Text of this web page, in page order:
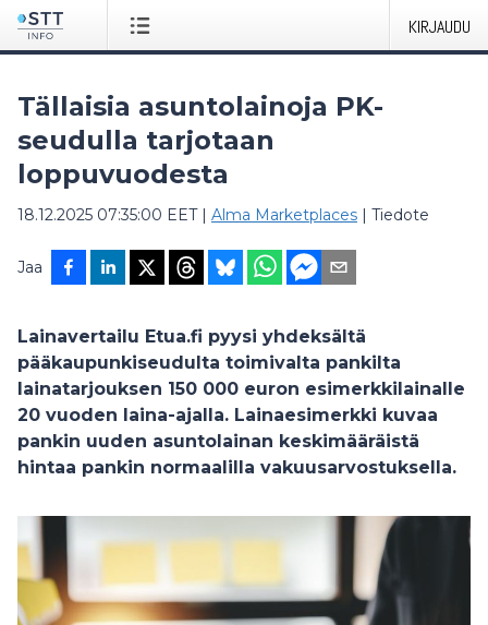
KIRJAUDU
Tällaisia asuntolainoja PK-
seudulla tarjotaan
loppuvuodesta
18.12.2025 07:35:00 EET| Alma Marketplaces | Tiedote
Jaa
Lainavertailu Etua.fi pyysi yhdeksältä
pääkaupunkiseudulta toimivalta pankilta
lainatarjouksen 150 000 euron esimerkkilainalle
20 vuoden laina-ajalla. Lainaesimerkki kuvaa
pankin uuden asuntolainan keskimääräistä
hintaa pankin normaalilla vakuusarvostuksella.